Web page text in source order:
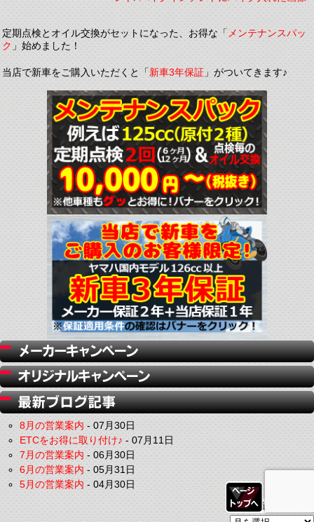
定期点検とオイル交換がセットになった、お得な「メンテナンスパッ
ク」始めました！
当店で新車をご購入いただくと「新車3年保証」がついてきます♪
8月の営業案内-07月30日
ETCをお得に取り付け♪-07月11日
7月の営業案内-06月30日
6月の営業案内-05月31日
5月の営業案内-04月30日
過去の記事